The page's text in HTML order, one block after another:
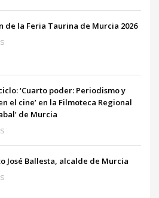
de la Feria Taurina de Murcia 2026
‘Cuarto poder: Periodismo y
el cine’ en la Filmoteca Regional
de Murcia
José Ballesta, alcalde de Murcia